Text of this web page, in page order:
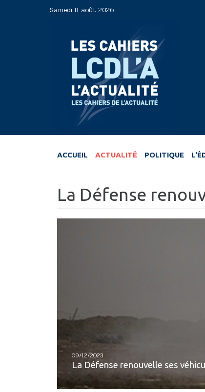
Samedi 8 août 2026
ACCUEIL ACTUALITÉ POLITIQUE
La Défense
09/12/2023
La Défense renouvelle ses